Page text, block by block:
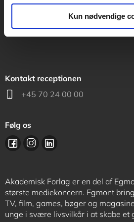
Kun nødvendige
support@akademisk.dk
Kontakt receptionen
+45 70 24 00 00
Følg os
Akademisk Forlag er en del af
største mediekoncern. Egmont
TV, film, games, bøger og
unge i svære livsvilkår i at skabe et